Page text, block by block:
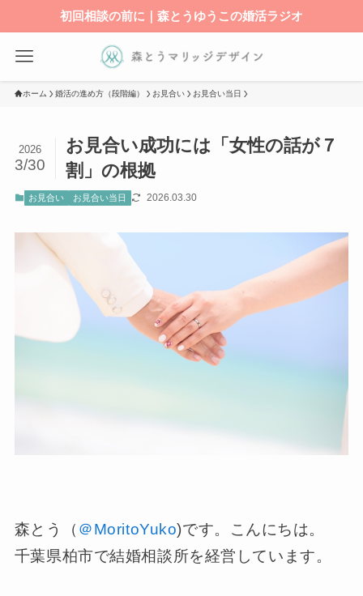
初回相談の前に｜森とうゆうこの婚活ラジオ
ホーム 婚活の進め方（段階編） お見合い お見合い当日
お見合い成功には「女性の話が７
割」の根拠
2026
3/30
お見合い お見合い当日 2026.03.30
森とう（ ＠MoritoYuko)です。こんにちは。
千葉県柏市で結婚相談所を経営しています。